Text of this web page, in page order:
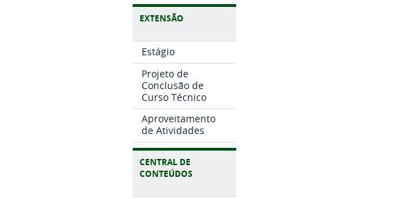
EXTENSÃO
Estágio
Projeto de
Conclusão de
Curso Técnico
Aproveitamento
de Atividades
CENTRAL DE
CONTEÚDOS